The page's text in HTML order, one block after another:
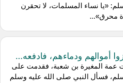
«يا نساء المسلمات، لا تحقرن
محرق»...
أموالهم ودماءهم، فادفعه...
عمة المغيرة بن شعبة، فقدمت على
فسأل النبي صلى الله عليه وسلم